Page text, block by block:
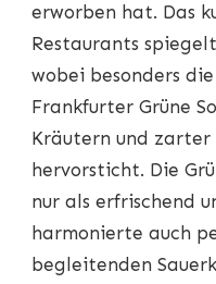
erworben hat. Das
Restaurants
wobei besonders
Frankfurter Grüne
Kräutern und zarter
hervorsticht. Die
nur als erfrischend
harmonierte auch
begleitenden